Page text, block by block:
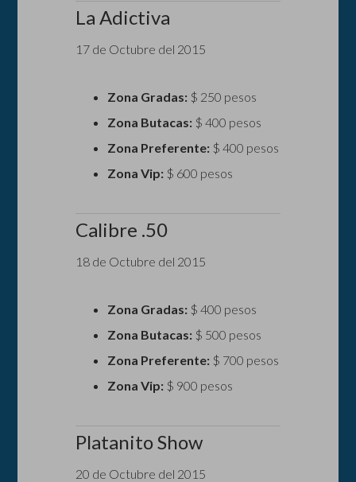
La Adictiva
17 de Octubre del 2015
Zona Gradas: $ 250 pesos
Zona Butacas: $ 400 pesos
Zona Preferente: $ 400 pesos
Zona Vip: $ 600 pesos
Calibre .50
18 de Octubre del 2015
Zona Gradas: $ 400 pesos
Zona Butacas: $ 500 pesos
Zona Preferente: $ 700 pesos
Zona Vip: $ 900 pesos
Platanito Show
20 de Octubre del 2015